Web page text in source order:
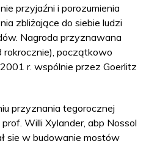
przyjaźni i porozumienia
zbliżające do siebie ludzi
Nagroda przyznawana
początkowo
r. wspólnie przez Goerlitz
przyznania tegorocznej
Willi Xylander, abp Nossol
się w budowanie mostów